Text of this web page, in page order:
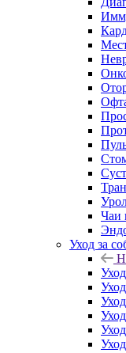
Чаи
Уход за